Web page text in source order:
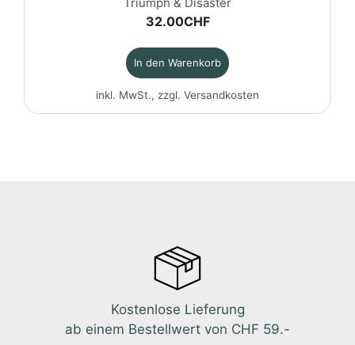
32.00CHF
In den Warenkorb
inkl. MwSt., zzgl. Versandkosten
Kostenlose Lieferung
ab einem Bestellwert von CHF 59.-